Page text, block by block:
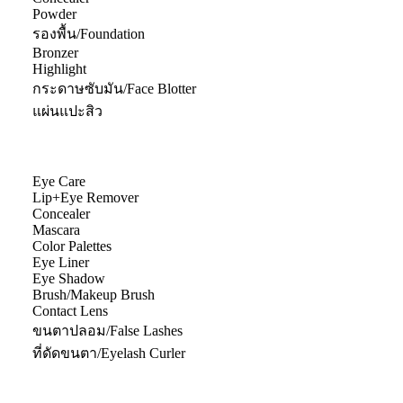
Powder
รองพื้น/Foundation
Bronzer
Highlight
กระดาษซับมัน/Face Blotter
แผ่นแปะสิว
Eye Care
Lip+Eye Remover
Concealer
Mascara
Color Palettes
Eye Liner
Eye Shadow
Brush/Makeup Brush
Contact Lens
ขนตาปลอม/False Lashes
ที่ดัดขนตา/Eyelash Curler